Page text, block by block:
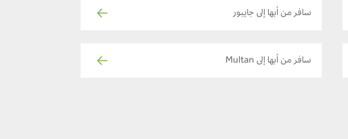
سافر من أبها إلى جايبور
سافر من أبها إلى Multan